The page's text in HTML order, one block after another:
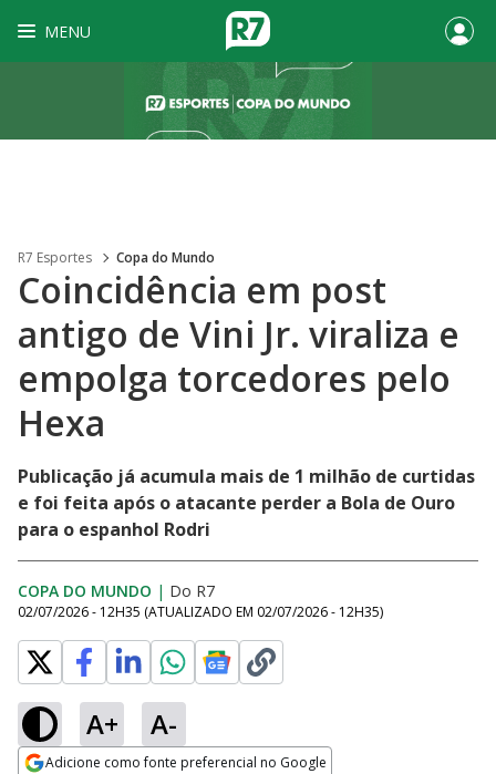
MENU
R7 Esportes Copa do Mundo
Coincidência em post
antigo de Vini Jr. viraliza e
empolga torcedores pelo
Hexa
Publicação já acumula mais de 1 milhão de curtidas
e foi feita após o atacante perder a Bola de Ouro
para o espanhol Rodri
COPA DO MUNDO | Do R7
02/07/2026 - 12H35 (ATUALIZADO EM 02/07/2026 - 12H35)
A+ A-
Adicione como fonte preferencial no Google